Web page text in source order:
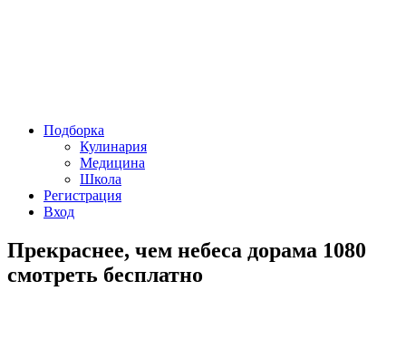
Подборка
Кулинария
Медицина
Школа
Регистрация
Вход
Прекраснее, чем небеса дорама 1080
смотреть бесплатно